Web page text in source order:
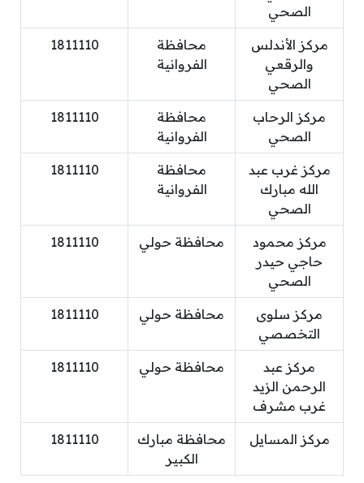
الصحي
مركز الأندلس
والرقعي
الصحي
محافظة
الفروانية
1811110
مركز الرحاب
الصحي
محافظة
الفروانية
1811110
مركز غرب عبد
الله مبارك
الصحي
محافظة
الفروانية
1811110
مركز محمود
حاجي حيدر
الصحي
محافظة حولي 1811110
مركز سلوى
التخصصي
محافظة حولي 1811110
مركز عبد
الرحمن الزيد
غرب مشرف
محافظة حولي 1811110
مركز المسايل
محافظة مبارك
الكبير
1811110